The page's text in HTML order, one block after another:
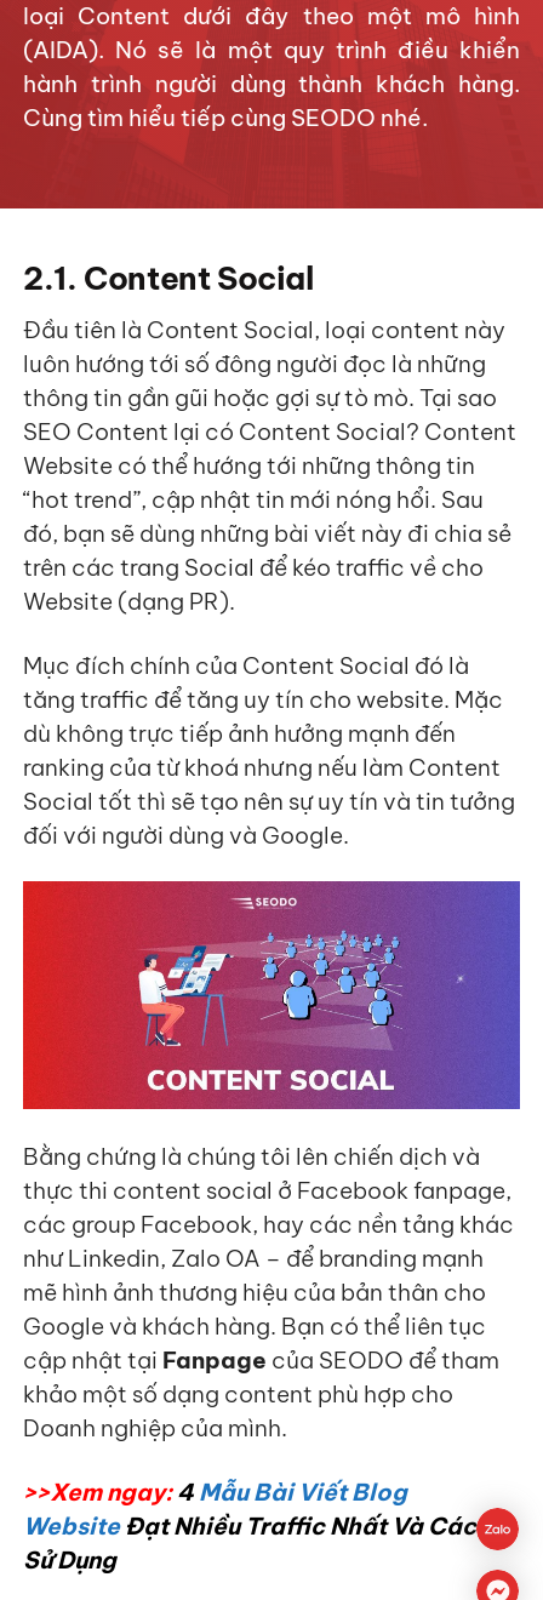
loại Content dưới đây theo một mô hình
(AIDA). Nó sẽ là một quy trình điều khiển
hành trình người dùng thành khách hàng.
Cùng tìm hiểu tiếp cùng SEODO nhé.
2.1. Content Social
Đầu tiên là Content Social, loại content này
luôn hướng tới số đông người đọc là những
thông tin gần gũi hoặc gợi sự tò mò. Tại sao
SEO Content lại có Content Social? Content
Website có thể hướng tới những thông tin
“hot trend”, cập nhật tin mới nóng hổi. Sau
đó, bạn sẽ dùng những bài viết này đi chia sẻ
trên các trang Social để kéo traffic về cho
Website (dạng PR).
Mục đích chính của Content Social đó là
tăng traffic để tăng uy tín cho website. Mặc
dù không trực tiếp ảnh hưởng mạnh đến
ranking của từ khoá nhưng nếu làm Content
Social tốt thì sẽ tạo nên sự uy tín và tin tưởng
đối với người dùng và Google.
Bằng chứng là chúng tôi lên chiến dịch và
thực thi content social ở Facebook fanpage,
các group Facebook, hay các nền tảng khác
như Linkedin, Zalo OA – để branding mạnh
mẽ hình ảnh thương hiệu của bản thân cho
Google và khách hàng. Bạn có thể liên tục
cập nhật tại Fanpage của SEODO để tham
khảo một số dạng content phù hợp cho
Doanh nghiệp của mình.
>>Xem ngay:4 Mẫu Bài Viết Blog
WebsiteĐạt Nhiều Traffic Nhất Và Cách
Sử Dụng